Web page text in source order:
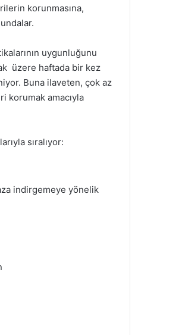
korunmasına,
uygunluğunu
üzere haftada bir kez
Buna ilaveten, çok az
korumak amacıyla
sıralıyor:
indirgemeye yönelik